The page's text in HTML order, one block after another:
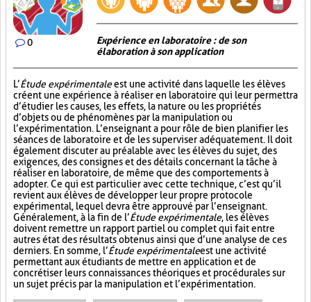
0
Expérience en laboratoire : de son
élaboration à son application
L’Étude expérimentaleest une activité dans laquelle les élèves
créent une expérience à réaliser en laboratoire qui leur permettra
d’étudier les causes, les effets, la nature ou les propriétés
d’objets ou de phénomènes par la manipulation ou
l’expérimentation. L’enseignant a pour rôle de bien planifier les
séances de laboratoire et de les superviser adéquatement. Il doit
également discuter au préalable avec les élèves du sujet, des
exigences, des consignes et des détails concernant la tâche à
réaliser en laboratoire, de même que des comportements à
adopter. Ce qui est particulier avec cette technique, c’est qu’il
revient aux élèves de développer leur propre protocole
expérimental, lequel devra être approuvé par l’enseignant.
Généralement, à la fin de l’Étude expérimentale, les élèves
doivent remettre un rapport partiel ou complet qui fait entre
autres état des résultats obtenus ainsi que d’une analyse de ces
derniers. En somme, l’Étude expérimentaleest une activité
permettant aux étudiants de mettre en application et de
concrétiser leurs connaissances théoriques et procédurales sur
un sujet précis par la manipulation et l’expérimentation.